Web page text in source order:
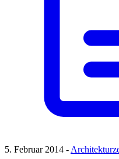
5. Februar 2014 -